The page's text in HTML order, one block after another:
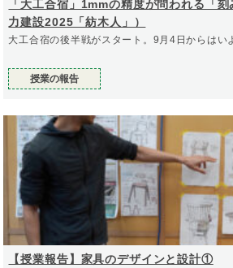
「大工合宿」1mmの精度が問われる「
力建設2025「紡木人」）
大工合宿の後半戦がスタート。9月4日からはい
授業の報告
【授業報告】家具のデザインと設計①